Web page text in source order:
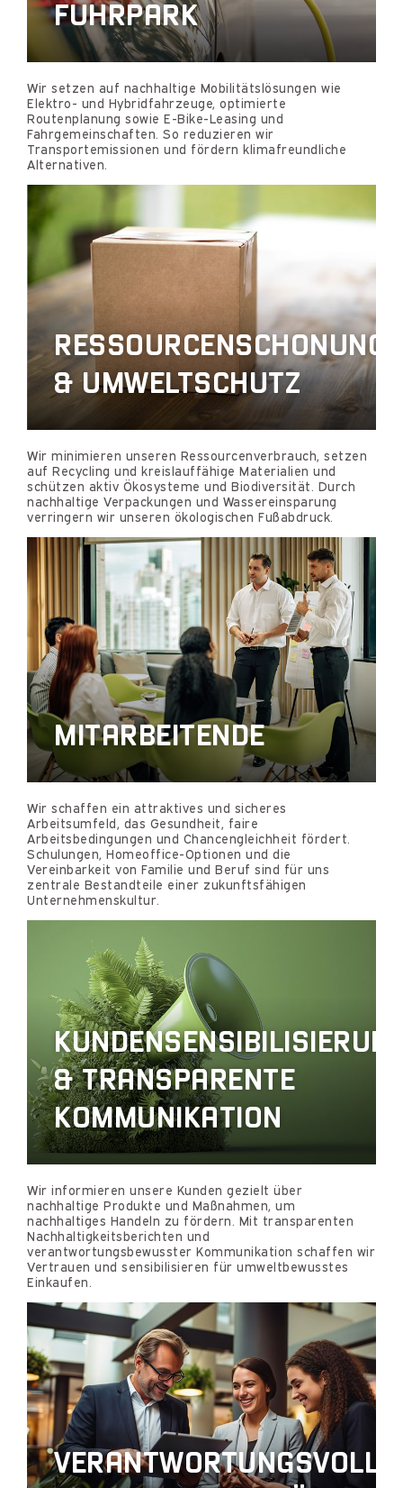
FUHRPARK
Wir setzen auf nachhaltige Mobilitätslösungen wie
Elektro- und Hybridfahrzeuge, optimierte
Routenplanung sowie E-Bike-Leasing und
Fahrgemeinschaften. So reduzieren wir
Transportemissionen und fördern klimafreundliche
Alternativen.
RESSOURCENSCHONUNG
& UMWELTSCHUTZ
Wir minimieren unseren Ressourcenverbrauch, setzen
auf Recycling und kreislauffähige Materialien und
schützen aktiv Ökosysteme und Biodiversität. Durch
nachhaltige Verpackungen und Wassereinsparung
verringern wir unseren ökologischen Fußabdruck.
MITARBEITENDE
Wir schaffen ein attraktives und sicheres
Arbeitsumfeld, das Gesundheit, faire
Arbeitsbedingungen und Chancengleichheit fördert.
Schulungen, Homeoffice-Optionen und die
Vereinbarkeit von Familie und Beruf sind für uns
zentrale Bestandteile einer zukunftsfähigen
Unternehmenskultur.
& TRANSPARENTE
KOMMUNIKATION
Wir informieren unsere Kunden gezielt über
nachhaltige Produkte und Maßnahmen, um
nachhaltiges Handeln zu fördern. Mit transparenten
Nachhaltigkeitsberichten und
verantwortungsbewusster Kommunikation schaffen wir
Vertrauen und sensibilisieren für umweltbewusstes
Einkaufen.
VERANTWORTUNGSVOLLE